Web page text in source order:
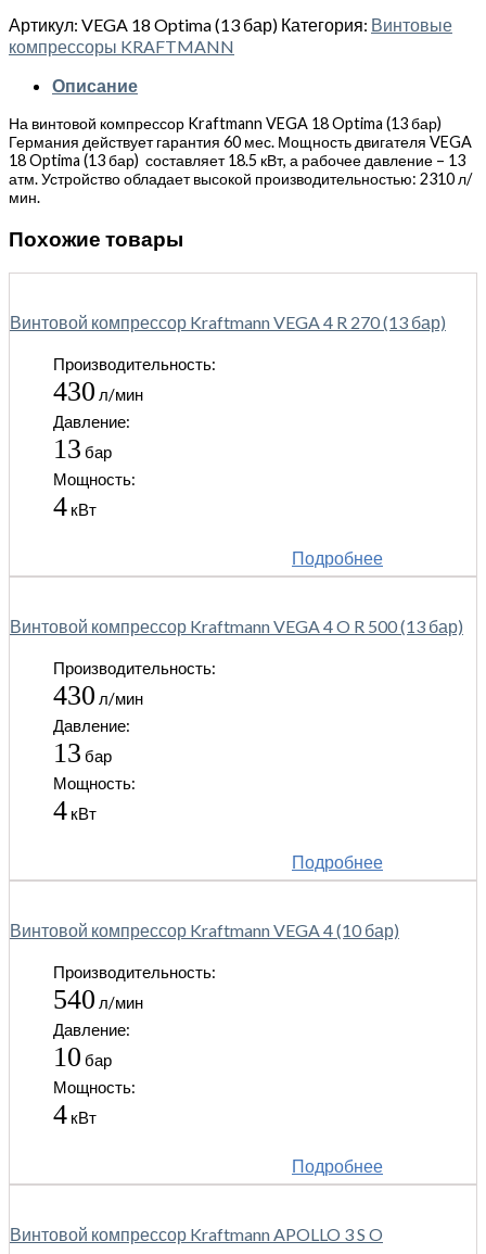
Артикул: VEGA 18 Optima (13 бар) Категория: Винтовые
компрессоры KRAFTMANN
Описание
На винтовой компрессор Kraftmann VEGA 18 Optima (13 бар)
Германия действует гарантия 60 мес. Мощность двигателя VEGA
18 Optima (13 бар) составляет 18.5 кВт, а рабочее давление – 13
атм. Устройство обладает высокой производительностью: 2310 л/
мин.
Похожие товары
Винтовой компрессор Kraftmann VEGA 4 R 270 (13 бар)
Производительность:
430 л/мин
Давление:
13 бар
Мощность:
4 кВт
Подробнее
Винтовой компрессор Kraftmann VEGA 4 O R 500 (13 бар)
Производительность:
430 л/мин
Давление:
13 бар
Мощность:
4 кВт
Подробнее
Винтовой компрессор Kraftmann VEGA 4 (10 бар)
Производительность:
540 л/мин
Давление:
10 бар
Мощность:
4 кВт
Подробнее
Винтовой компрессор Kraftmann APOLLO 3 S O